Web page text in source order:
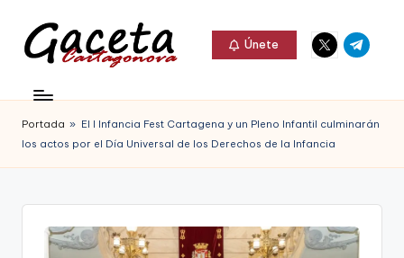
Saltar
contenido
c
e
t
Gaceta
Cartagonova,
La
que
Únete
Elemento
del
Elemento
del
Portada » El I Infancia Fest Cartagena y un Pleno Infantil culminarán
los actos por el Día Universal de los Derechos de la Infancia